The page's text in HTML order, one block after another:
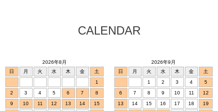
CALENDAR
2026年8月
日
月 火 水 木 金
土
1
2
3 4 5 6 7
8
9
10 11 12 13 14
15
2026年9月
日
月 火 水 木 金
土
1
2 3 4
5
6
7 8 9 10 11
12
13
14 15 16 17 18
19